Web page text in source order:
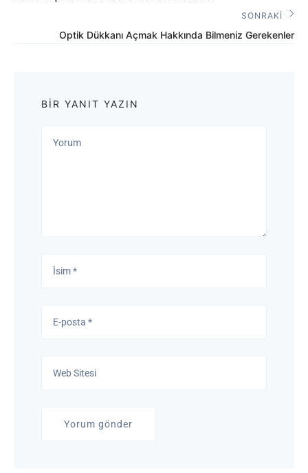
SONRAKI
Sonraki
Optik Dükkanı Açmak Hakkında Bilmeniz Gerekenler
BIR YANIT YAZIN